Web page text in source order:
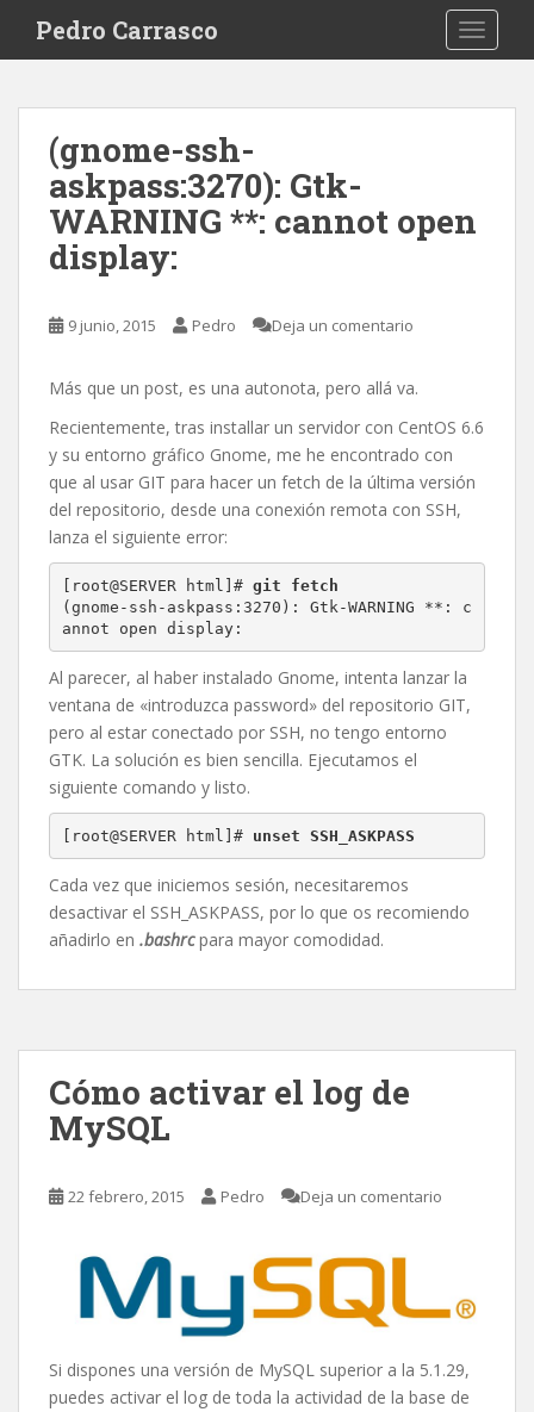
i
Pedro Carrasco
(gnome-ssh-
askpass:3270): Gtk-
WARNING **: cannot open
display:
9 junio, 2015 Pedro Deja un comentario
Más que un post, es una autonota, pero allá va.
Recientemente, tras installar un servidor con CentOS 6.6
y su entorno gráfico Gnome, me he encontrado con
que al usar GIT para hacer un fetch de la última versión
del repositorio, desde una conexión remota con SSH,
lanza el siguiente error:
[root@SERVER html]# git fetch
(gnome-ssh-askpass:3270): Gtk-WARNING **: c
annot open display:
Al parecer, al haber instalado Gnome, intenta lanzar la
ventana de «introduzca password» del repositorio GIT,
pero al estar conectado por SSH, no tengo entorno
GTK. La solución es bien sencilla. Ejecutamos el
siguiente comando y listo.
[root@SERVER html]# unset SSH_ASKPASS
Cada vez que iniciemos sesión, necesitaremos
desactivar el SSH_ASKPASS, por lo que os recomiendo
añadirlo en .bashrcpara mayor comodidad.
Cómo activar el log de
MySQL
22 febrero, 2015 Pedro Deja un comentario
Si dispones una versión de MySQL superior a la 5.1.29,
puedes activar el log de toda la actividad de la base de